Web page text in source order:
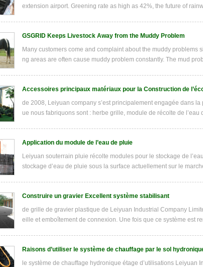
extension airport. Greening rate as high as 42%, the future of
GSGRID Keeps Livestock Away from the Muddy Problem
Many customers come and complaint about the muddy
ng areas are often cause muddy problem constantly. The mud
Accessoires principaux matériaux pour la Construction de
de 2008, Leiyuan company s’est principalement engagée dans
ue nous fabriquons sont : herbe grille, module de récolte de
Application du module de l’eau de pluie
Leiyuan souterrain pluie récolte modules pour le stockage de
stockage d’eau de pluie sous la surface actuellement sur le
Construire un gravier Excellent système stabilisant
de grille de gravier plastique de Leiyuan Industrial Company
eille et emboîtement de connexion. Une fois que ce système est
Raisons d’utiliser le système de chauffage par le sol
le système de chauffage hydronique étage d’utilisations